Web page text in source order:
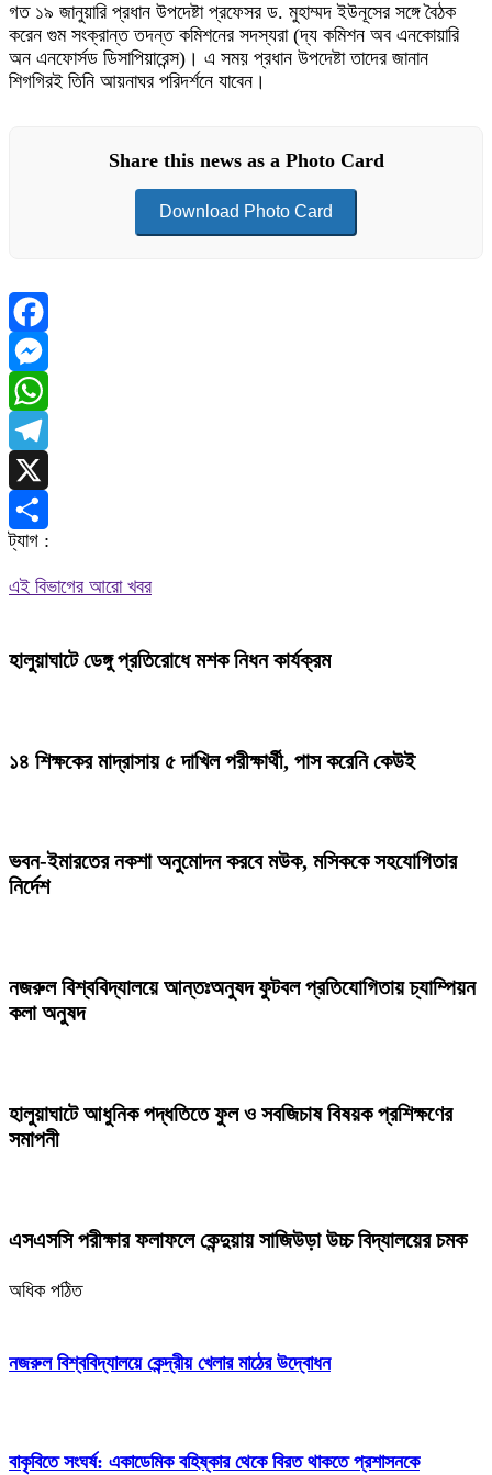
গত ১৯ জানুয়ারি প্রধান উপদেষ্টা প্রফেসর ড. মুহাম্মদ ইউনূসের সঙ্গে বৈঠক
করেন গুম সংক্রান্ত তদন্ত কমিশনের সদস্যরা (দ্য কমিশন অব এনকোয়ারি
অন এনফোর্সড ডিসাপিয়ারেন্স)। এ সময় প্রধান উপদেষ্টা তাদের জানান
শিগগিরই তিনি আয়নাঘর পরিদর্শনে যাবেন।
Share this news as a Photo Card
Download Photo Card
Facebook
Messenger
WhatsApp
Telegram
X
Share
ট্যাগ :
এই বিভাগের আরো খবর
হালুয়াঘাটে ডেঙ্গু প্রতিরোধে মশক নিধন কার্যক্রম
১৪ শিক্ষকের মাদ্রাসায় ৫ দাখিল পরীক্ষার্থী, পাস করেনি কেউই
ভবন-ইমারতের নকশা অনুমোদন করবে মউক, মসিককে সহযোগিতার
নির্দেশ
নজরুল বিশ্ববিদ্যালয়ে আন্তঃঅনুষদ ফুটবল প্রতিযোগিতায় চ্যাম্পিয়ন
কলা অনুষদ
হালুয়াঘাটে আধুনিক পদ্ধতিতে ফুল ও সবজিচাষ বিষয়ক প্রশিক্ষণের
সমাপনী
এসএসসি পরীক্ষার ফলাফলে কেন্দুয়ায় সাজিউড়া উচ্চ বিদ্যালয়ের চমক
অধিক পঠিত
নজরুল বিশ্ববিদ্যালয়ে কেন্দ্রীয় খেলার মাঠের উদ্বোধন
বাকৃবিতে সংঘর্ষ: একাডেমিক বহিষ্কার থেকে বিরত থাকতে প্রশাসনকে